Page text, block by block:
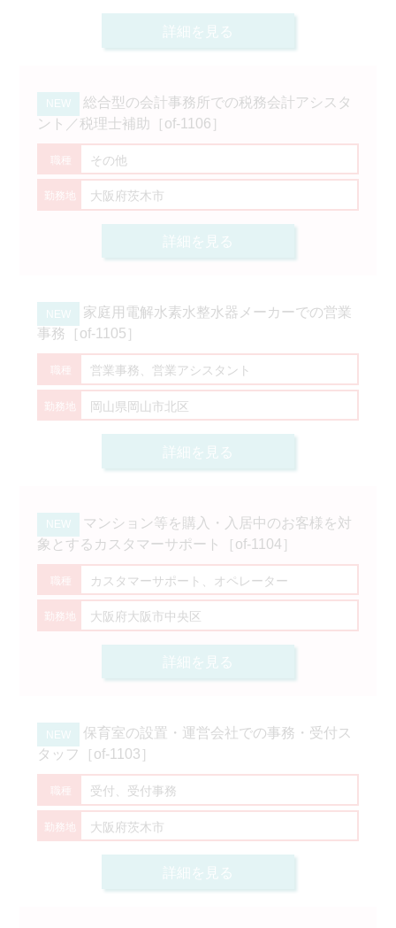
詳細を見る
総合型の会計事務所での税務会計アシスタ
ント／税理士補助［of-1106］
その他
大阪府茨木市
詳細を見る
家庭用電解水素水整水器メーカーでの営業
事務［of-1105］
営業事務、営業アシスタント
岡山県岡山市北区
詳細を見る
マンション等を購入・入居中のお客様を対
象とするカスタマーサポート［of-1104］
カスタマーサポート、オペレーター
大阪府大阪市中央区
詳細を見る
保育室の設置・運営会社での事務・受付ス
タッフ［of-1103］
受付、受付事務
大阪府茨木市
詳細を見る